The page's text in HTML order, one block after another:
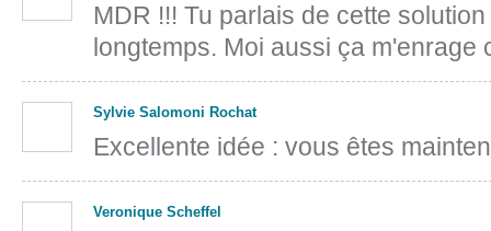
MDR !!! Tu parlais de cette
longtemps. Moi aussi ça
Sylvie Salomoni Rochat
Excellente idée : vous êtes
Veronique Scheffel